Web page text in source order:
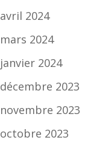
avril 2024
mars 2024
janvier 2024
décembre 2023
novembre 2023
octobre 2023